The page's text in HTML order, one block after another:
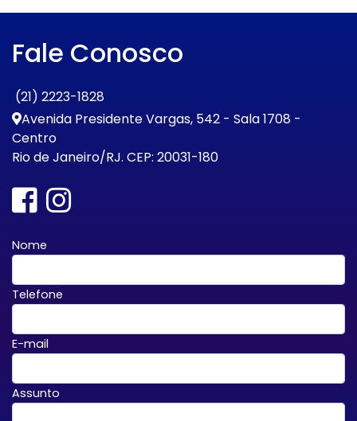
Fale Conosco
(21) 2223-1828
Avenida Presidente Vargas, 542 - Sala 1708 -
Centro
Rio de Janeiro/RJ. CEP: 20031-180
Nome
Telefone
E-mail
Assunto